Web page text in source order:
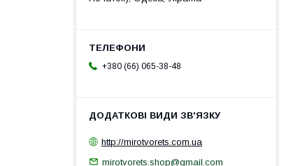
+380 (66) 065-38-48
http://mirotvorets.com.ua
mirotvorets.shop@gmail.com